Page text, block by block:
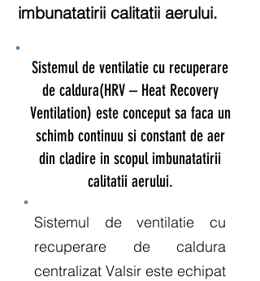
imbunatatirii calitatii aerului.
Sistemul de ventilatie cu recuperare
de caldura(HRV – Heat Recovery
Ventilation) este conceput sa faca un
schimb continuu si constant de aer
din cladire in scopul imbunatatirii
calitatii aerului.
Sistemul de ventilatie cu
recuperare de caldura
centralizat Valsir este echipat